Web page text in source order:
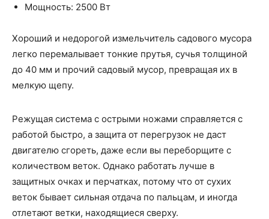
Мощность: 2500 Вт
Хороший и недорогой измельчитель садового мусора
легко перемалывает тонкие прутья, сучья толщиной
до 40 мм и прочий садовый мусор, превращая их в
мелкую щепу.
Режущая система с острыми ножами справляется с
работой быстро, а защита от перегрузок не даст
двигателю сгореть, даже если вы переборщите с
количеством веток. Однако работать лучше в
защитных очках и перчатках, потому что от сухих
веток бывает сильная отдача по пальцам, и иногда
отлетают ветки, находящиеся сверху.